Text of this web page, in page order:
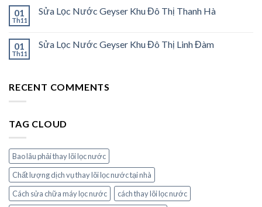
01
Th11
Sửa Lọc Nước Geyser Khu Đô Thị Thanh Hà
01
Th11
Sửa Lọc Nước Geyser Khu Đô Thị Linh Đàm
RECENT COMMENTS
TAG CLOUD
Bao lâu phải thay lõi lọc nước
Chất lượng dịch vụ thay lõi lọc nước tại nhà
Cách sửa chữa máy lọc nước
cách thay lõi lọc nước